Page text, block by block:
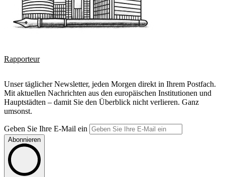
Rapporteur
Unser täglicher Newsletter, jeden Morgen direkt in Ihrem Postfach.
Mit aktuellen Nachrichten aus den europäischen Institutionen und
Hauptstädten – damit Sie den Überblick nicht verlieren. Ganz
umsonst.
Geben Sie Ihre E-Mail ein
Abonnieren